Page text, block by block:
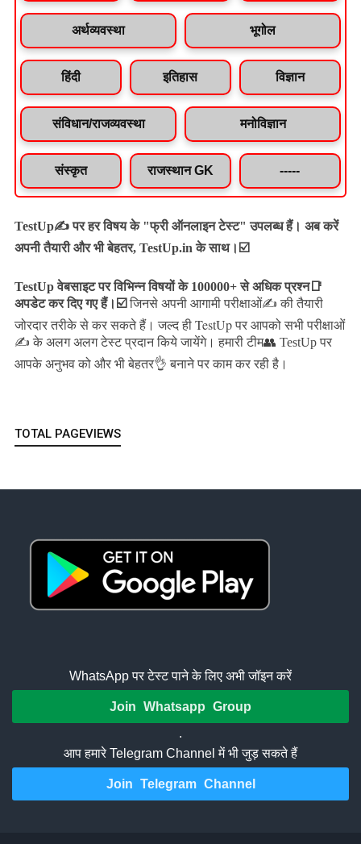
अर्थव्यवस्था भूगोल
हिंदी इतिहास विज्ञान
संविधान/राजव्यवस्था मनोविज्ञान
संस्कृत राजस्थान GK -----
TestUp✍️ पर हर विषय के "फ्री ऑनलाइन टेस्ट" उपलब्ध हैं। अब करें
अपनी तैयारी और भी बेहतर, TestUp.in के साथ।☑️
TestUp वेबसाइट पर विभिन्न विषयों के 100000+ से अधिक प्रश्न📑
अपडेट कर दिए गए हैं। ☑️ जिनसे अपनी आगामी परीक्षाओं✍️ की तैयारी
जोरदार तरीके से कर सकते हैं।जल्द ही TestUp पर आपको सभी परीक्षाओं
✍️ के अलग अलग टेस्ट प्रदान किये जायेंगे। हमारी टीम👥 TestUp पर
आपके अनुभव को और भी बेहतर👌 बनाने पर काम कर रही है।
TOTAL PAGEVIEWS
WhatsApp पर टेस्ट पाने के लिए अभी जॉइन करें
Join Whatsapp Group
.
आप हमारे Telegram Channel में भी जुड़ सकते हैं
Join Telegram Channel